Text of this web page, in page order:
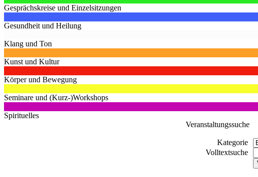
Gesprächskreise und Einzelsitzungen
Gesundheit und Heilung
Klang und Ton
Kunst und Kultur
Körper und Bewegung
Seminare und (Kurz-)Workshops
Spirituelles
Veranstaltungssuche
Kategorie
Volltextsuche